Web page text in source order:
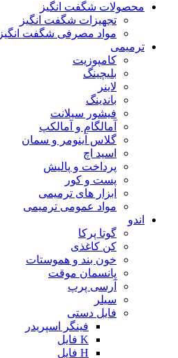
محصولات شگفت انگیز
تجهیزات شگفت انگیز
مواد مصرفی شگفت انگیز
ترمیمی
کامپوزیت
بلیچینگ
لاینر
باندینگ
فیشور سیلانت
آمالگام و آمالکپ
گلاس آینومر و سمان
اسید اچ
پرداخت و پالیش
پست و کور
ابزار های ترمیمی
مواد عمومی ترمیمی
اندو
گوتا پرکا
کن کاغذی
خون بند و هموستات
پانسمان موقت
آرسی پرپ
سیلر
فایل دستی
فینگر اسپریدر
K فایل
H فایل